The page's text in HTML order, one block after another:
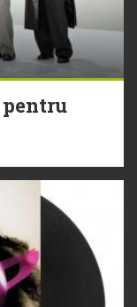
pentru